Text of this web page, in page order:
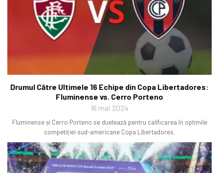
Drumul Către Ultimele 16 Echipe din Copa Libertadores:
Fluminense vs. Cerro Porteno
16 mai 2024
Fluminense și Cerro Porteno se duelează pentru calificarea în optimile
competiției sud-americane Copa Libertadores.